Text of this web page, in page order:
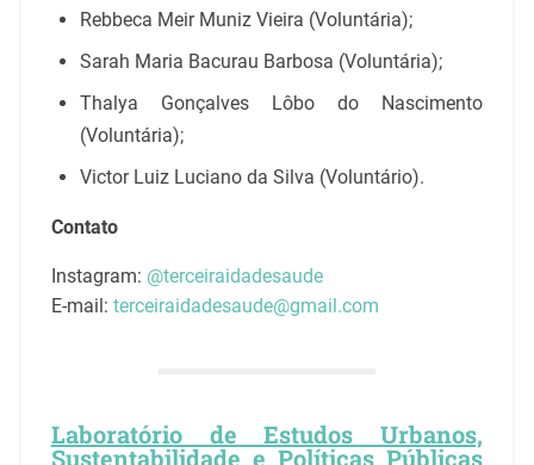
Rebbeca Meir Muniz Vieira (Voluntária);
Sarah Maria Bacurau Barbosa (Voluntária);
Thalya Gonçalves Lôbo do Nascimento
(Voluntária);
Victor Luiz Luciano da Silva (Voluntário).
Contato
Instagram: @terceiraidadesaude
E-mail: terceiraidadesaude@gmail.com
Laboratório de Estudos Urbanos,
Sustentabilidade e Políticas Públicas